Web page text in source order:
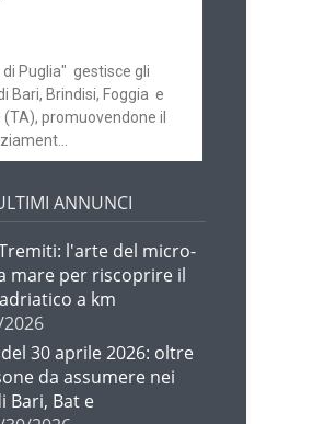
Puglia" gestisce gli
Bari, Brindisi, Foggia e
promuovendone il
ANNUNCI
l'arte del micro-
mare per riscoprire il
a km
del 30 aprile 2026: oltre
da assumere nei
Bat e